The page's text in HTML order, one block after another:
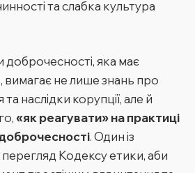
та слабка культура
доброчесності, яка має
не лише знань про
наслідки корупції, але й
«як реагувати» на практиці
. Один із
Кодексу етики, аби